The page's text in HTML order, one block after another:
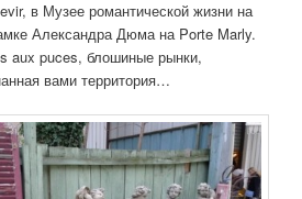
в Музее романтической жизни на
Александра Дюма на Porte Marly.
aux puces, блошиные рынки,
вами территория…